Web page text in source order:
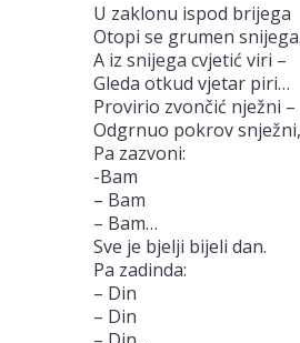
U zaklonu ispod brijega
Otopi se grumen snijega.
A iz snijega cvjetić viri –
Gleda otkud vjetar piri…
Provirio zvončić nježni –
Odgrnuo pokrov snježni,
Pa zazvoni:
-Bam
– Bam
– Bam…
Sve je bjelji bijeli dan.
Pa zadinda:
– Din
– Din